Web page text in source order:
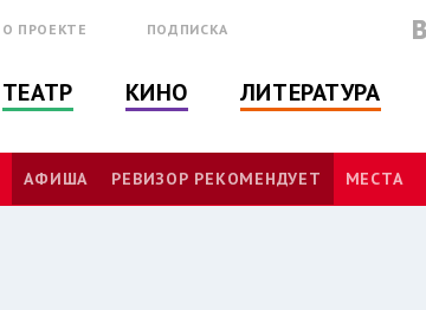
О ПРОЕКТЕ ПОДПИСКА
ТЕАТР КИНО ЛИТЕРАТУРА
АФИША РЕВИЗОР РЕКОМЕНДУЕТ МЕСТА